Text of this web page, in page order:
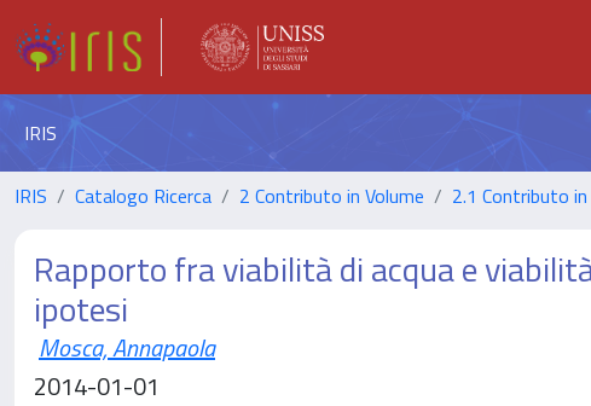
IRIS
IRIS Catalogo Ricerca 2 Contributo in Volume 2.1 Contributo
Rapporto fra viabilità di acqua e
ipotesi
Mosca, Annapaola
2014-01-01